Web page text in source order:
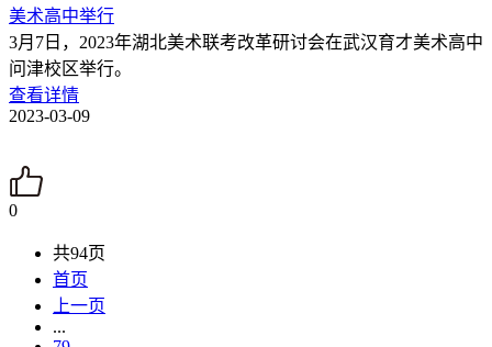
美术高中举行
3月7日，2023年湖北美术联考改革研讨会在武汉育才美术高中
问津校区举行。
查看详情
2023-03-09
0
共94页
首页
上一页
...